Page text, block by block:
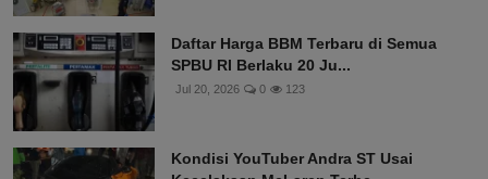
Daftar Harga BBM Terbaru di Semua
SPBU RI Berlaku 20 Ju...
Jul 20, 2026 0 123
Kondisi YouTuber Andra ST Usai